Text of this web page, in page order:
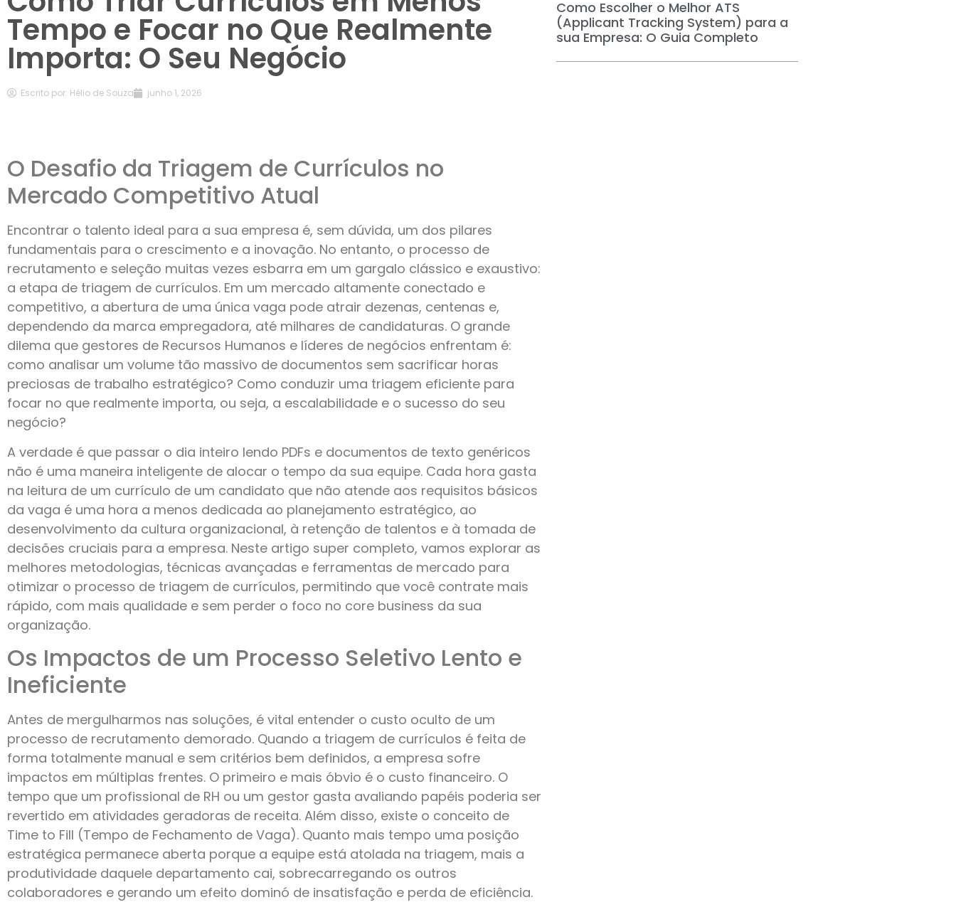
Tempo e Focar no Que Realmente
Importa: O Seu Negócio
Escrito por: Hélio de Souza junho 1, 2026
O Desafio da Triagem de Currículos no
Mercado Competitivo Atual
Encontrar o talento ideal para a sua empresa é, sem dúvida, um dos pilares
fundamentais para o crescimento e a inovação. No entanto, o processo de
recrutamento e seleção muitas vezes esbarra em um gargalo clássico e exaustivo:
a etapa de triagem de currículos. Em um mercado altamente conectado e
competitivo, a abertura de uma única vaga pode atrair dezenas, centenas e,
dependendo da marca empregadora, até milhares de candidaturas. O grande
dilema que gestores de Recursos Humanos e líderes de negócios enfrentam é:
como analisar um volume tão massivo de documentos sem sacrificar horas
preciosas de trabalho estratégico? Como conduzir uma triagem eficiente para
focar no que realmente importa, ou seja, a escalabilidade e o sucesso do seu
negócio?
A verdade é que passar o dia inteiro lendo PDFs e documentos de texto genéricos
não é uma maneira inteligente de alocar o tempo da sua equipe. Cada hora gasta
na leitura de um currículo de um candidato que não atende aos requisitos básicos
da vaga é uma hora a menos dedicada ao planejamento estratégico, ao
desenvolvimento da cultura organizacional, à retenção de talentos e à tomada de
decisões cruciais para a empresa. Neste artigo super completo, vamos explorar as
melhores metodologias, técnicas avançadas e ferramentas de mercado para
otimizar o processo de triagem de currículos, permitindo que você contrate mais
rápido, com mais qualidade e sem perder o foco no core business da sua
organização.
Os Impactos de um Processo Seletivo Lento e
Ineficiente
Antes de mergulharmos nas soluções, é vital entender o custo oculto de um
processo de recrutamento demorado. Quando a triagem de currículos é feita de
forma totalmente manual e sem critérios bem definidos, a empresa sofre
impactos em múltiplas frentes. O primeiro e mais óbvio é o custo financeiro. O
tempo que um profissional de RH ou um gestor gasta avaliando papéis poderia ser
revertido em atividades geradoras de receita. Além disso, existe o conceito de
Time to Fill (Tempo de Fechamento de Vaga). Quanto mais tempo uma posição
estratégica permanece aberta porque a equipe está atolada na triagem, mais a
produtividade daquele departamento cai, sobrecarregando os outros
colaboradores e gerando um efeito dominó de insatisfação e perda de eficiência.
Como Escolher o Melhor ATS
(Applicant Tracking System) para a
sua Empresa: O Guia Completo